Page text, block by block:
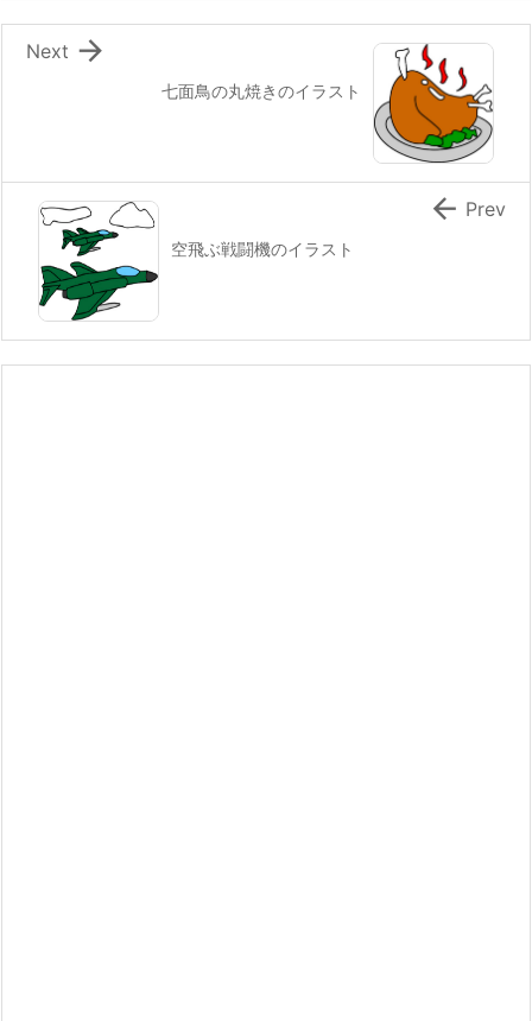
七面鳥の丸焼きのイラスト

Next
空飛ぶ戦闘機のイラスト
 Prev